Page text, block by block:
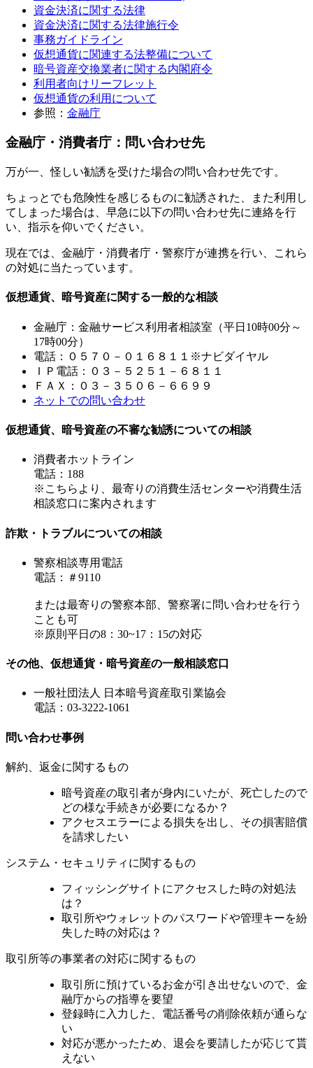
資金決済に関する法律
資金決済に関する法律施行令
事務ガイドライン
仮想通貨に関連する法整備について
暗号資産交換業者に関する内閣府令
利用者向けリーフレット
仮想通貨の利用について
参照： 金融庁
金融庁・消費者庁：問い合わせ先
万が一、怪しい勧誘を受けた場合の問い合わせ先です。
ちょっとでも危険性を感じるものに勧誘された、また利用し
てしまった場合は、早急に以下の問い合わせ先に連絡を行
い、指示を仰いでください。
現在では、金融庁・消費者庁・警察庁が連携を行い、これら
の対処に当たっています。
仮想通貨、暗号資産に関する一般的な相談
金融庁：金融サービス利用者相談室（平日10時00分～
17時00分）
電話：０５７０－０１６８１１※ナビダイヤル
ＩＰ電話：０３－５２５１－６８１１
ＦＡＸ：０３－３５０６－６６９９
ネットでの問い合わせ
仮想通貨、暗号資産の不審な勧誘についての相談
消費者ホットライン
電話：188
※こちらより、最寄りの消費生活センターや消費生活
相談窓口に案内されます
詐欺・トラブルについての相談
警察相談専用電話
電話：＃9110
または最寄りの警察本部、警察署に問い合わせを行う
ことも可
※原則平日の8：30~17：15の対応
その他、仮想通貨・暗号資産の一般相談窓口
一般社団法人 日本暗号資産取引業協会
電話：03-3222-1061
問い合わせ事例
解約、返金に関するもの
暗号資産の取引者が身内にいたが、死亡したので
どの様な手続きが必要になるか？
アクセスエラーによる損失を出し、その損害賠償
を請求したい
システム・セキュリティに関するもの
フィッシングサイトにアクセスした時の対処法
は？
取引所やウォレットのパスワードや管理キーを紛
失した時の対応は？
取引所等の事業者の対応に関するもの
取引所に預けているお金が引き出せないので、金
融庁からの指導を要望
登録時に入力した、電話番号の削除依頼が通らな
い
対応が悪かったため、退会を要請したが応じて貰
えない